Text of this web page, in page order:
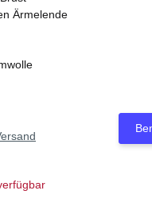
Ärmelende